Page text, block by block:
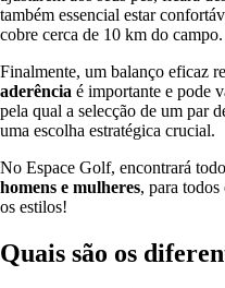
também essencial estar
cobre cerca de 10 km do
Finalmente, um balanço eficaz
aderência é importante e pode
pela qual a selecção de um par
uma escolha estratégica crucial.
No Espace Golf, encontrará
homens e mulheres, para todos
os estilos!
Quais são os